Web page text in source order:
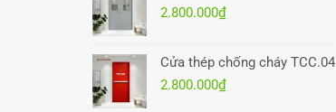
2.800.000₫
Cửa thép chống cháy TCC.04
2.800.000₫